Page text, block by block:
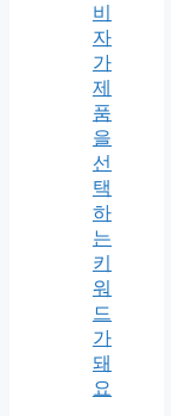
비
자
가
제
품
을
선
택
하
는
키
워
드
가
돼
요